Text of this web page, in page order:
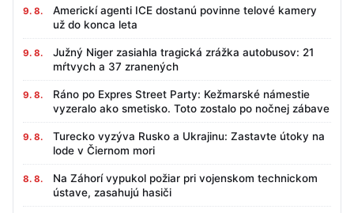
9. 8.
Americkí agenti ICE dostanú povinne telové kamery
už do konca leta
9. 8.
Južný Niger zasiahla tragická zrážka autobusov: 21
mŕtvych a 37 zranených
9. 8.
Ráno po Expres Street Party: Kežmarské námestie
vyzeralo ako smetisko. Toto zostalo po nočnej zábave
9. 8.
Turecko vyzýva Rusko a Ukrajinu: Zastavte útoky na
lode v Čiernom mori
8. 8.
Na Záhorí vypukol požiar pri vojenskom technickom
ústave, zasahujú hasiči